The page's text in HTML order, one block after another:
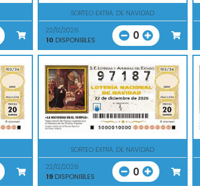
SORTEO EXTRA. DE NAVIDAD
22/12/2026
10 DISPONIBLES 0
SORTEO EXTRA. DE NAVIDAD
22/12/2026
19 DISPONIBLES 0